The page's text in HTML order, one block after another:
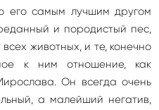
его самым лучшим другом
и породистый пес,
животных, и те, конечно
к ним отношение, как
Он всегда очень
а малейший негатив,